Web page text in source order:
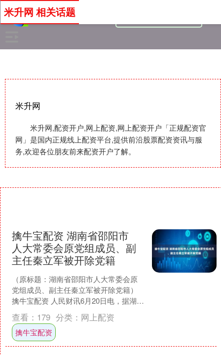
米升网
米升网,配资开户,网上配资,网上配资开户「正规配资官
网」是国内正规线上配资平台,提供前沿股票配资资讯与服
务,欢迎各位朋友前来配资开户了解。
米升网 相关话题
擒牛宝配资 湖南省邵阳市
人大常委会原党组成员、副
主任秦立军被开除党籍
（原标题：湖南省邵阳市人大常委会原
党组成员、副主任秦立军被开除党籍）
擒牛宝配资 人民财讯6月20日电，据湖南
省纪委监委消息：日前，经湖南省委批
准，湖南省纪委监委....
查看： 179 分类： 网上配资
擒牛宝配资